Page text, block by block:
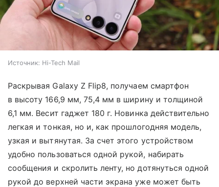
Источник: Hi-Tech Mail
Раскрывая Galaxy Z Flip8, получаем смартфон
в высоту 166,9 мм, 75,4 мм в ширину и толщиной
6,1 мм. Весит гаджет 180 г. Новинка действительно
легкая и тонкая, но и, как прошлогодняя модель,
узкая и вытянутая. За счет этого устройством
удобно пользоваться одной рукой, набирать
сообщения и скролить ленту, но дотянуться одной
рукой до верхней части экрана уже может быть